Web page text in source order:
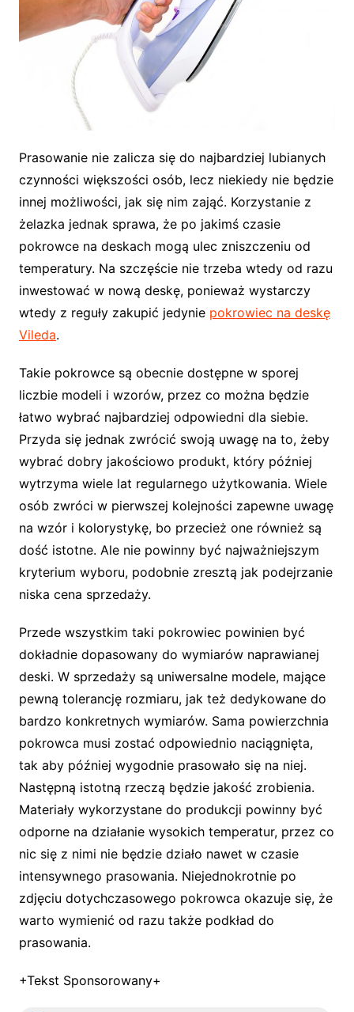
Prasowanie nie zalicza się do najbardziej lubianych
czynności większości osób, lecz niekiedy nie będzie
innej możliwości, jak się nim zająć. Korzystanie z
żelazka jednak sprawa, że po jakimś czasie
pokrowce na deskach mogą ulec zniszczeniu od
temperatury. Na szczęście nie trzeba wtedy od razu
inwestować w nową deskę, ponieważ wystarczy
wtedy z reguły zakupić jedynie pokrowiec na deskę
Vileda.
Takie pokrowce są obecnie dostępne w sporej
liczbie modeli i wzorów, przez co można będzie
łatwo wybrać najbardziej odpowiedni dla siebie.
Przyda się jednak zwrócić swoją uwagę na to, żeby
wybrać dobry jakościowo produkt, który później
wytrzyma wiele lat regularnego użytkowania. Wiele
osób zwróci w pierwszej kolejności zapewne uwagę
na wzór i kolorystykę, bo przecież one również są
dość istotne. Ale nie powinny być najważniejszym
kryterium wyboru, podobnie zresztą jak podejrzanie
niska cena sprzedaży.
Przede wszystkim taki pokrowiec powinien być
dokładnie dopasowany do wymiarów naprawianej
deski. W sprzedaży są uniwersalne modele, mające
pewną tolerancję rozmiaru, jak też dedykowane do
bardzo konkretnych wymiarów. Sama powierzchnia
pokrowca musi zostać odpowiednio naciągnięta,
tak aby później wygodnie prasowało się na niej.
Następną istotną rzeczą będzie jakość zrobienia.
Materiały wykorzystane do produkcji powinny być
odporne na działanie wysokich temperatur, przez co
nic się z nimi nie będzie działo nawet w czasie
intensywnego prasowania. Niejednokrotnie po
zdjęciu dotychczasowego pokrowca okazuje się, że
warto wymienić od razu także podkład do
prasowania.
+Tekst Sponsorowany+